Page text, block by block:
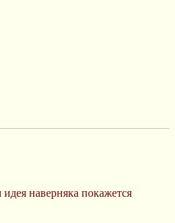
наверняка покажется